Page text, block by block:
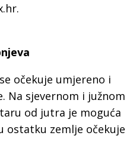
očekuje umjereno i
Na sjevernom i južnom
od jutra je moguća
ostatku zemlje očekuje